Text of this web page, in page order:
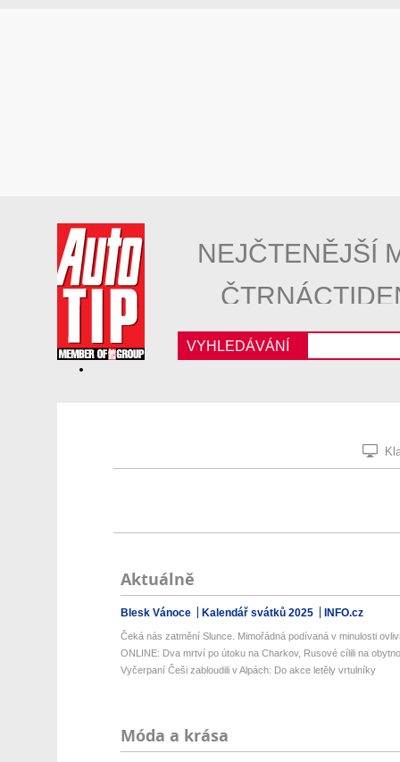
NEJČTENĚJŠÍ
VYHLEDÁVÁNÍ
Aktuálně
Blesk Vánoce Kalendář svátků 2025 INFO.cz
Čeká nás zatmění Slunce. Mimořádná podívaná v minulosti
ONLINE: Dva mrtví po útoku na Charkov, Rusové cílili na
Vyčerpaní Češi zabloudili v Alpách: Do akce letěly vrtulníky
Móda a krása